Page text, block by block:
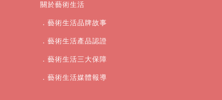
關於藝術生活
．藝術生活品牌故事
．藝術生活產品認證
．藝術生活三大保障
．藝術生活媒體報導